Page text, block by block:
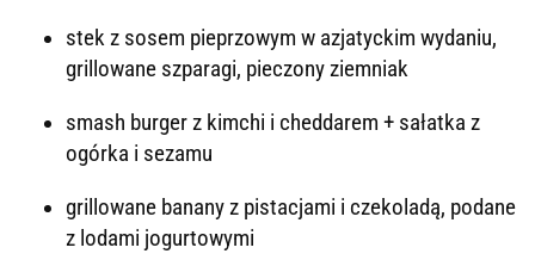
stek z sosem pieprzowym w azjatyckim wydaniu,
grillowane szparagi, pieczony ziemniak
smash burger z kimchi i cheddarem + sałatka z
ogórka i sezamu
grillowane banany z pistacjami i czekoladą, podane
z lodami jogurtowymi